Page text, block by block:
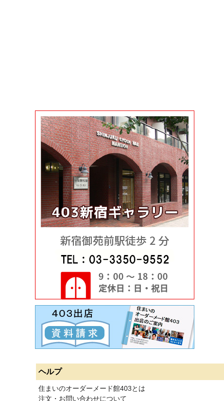
ヘルプ
住まいのオーダーメード館403とは
注文・お問い合わせについて